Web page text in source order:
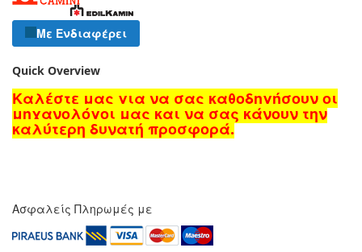
Με Ενδιαφέρει
Quick Overview
Καλέστε μας για να σας καθοδηγήσουν οι
μηχανολόγοι μας και να σας κάνουν την
καλύτερη δυνατή προσφορά.
Ασφαλείς Πληρωμές με